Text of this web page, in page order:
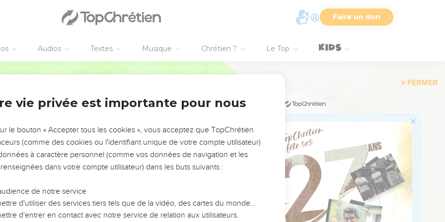
Faire un don
Audios Textes Musique Chrétien ? Le Top
de) trois journées de marche entre lui et Jacob qui faisait paître le reste du petit
les branches.
qu’il avait pelées, dans les auges, dans les abreuvoirs, où venait boire le petit
bêtes qui entraient en chaleur en venant boire.
et il plaçait les bêtes en face de ce qui était rayé et de tout ce qui était foncé
Il se fit ainsi des troupeaux à part, qu’il ne réunit pas au bétail de Laban.
bêtes vigoureuses entraient en chaleur, Jacob plaçait les branches dans les auges,
pour qu’elles entrent en chaleur près des branches.
chétives, il ne les plaçait pas ; de sorte que les chétives étaient pour Laban, et les
Laban
de plus en plus ; il eut du petit bétail en abondance, des servantes et des serviteurs,
vie privée est importante pour nous
le bouton « Accepter tous les cookies », vous acceptez que TopChrétien
(comme des cookies ou l'identifiant unique de votre compte utilisateur)
à caractère personnel (comme vos données de navigation et les
dans votre compte utilisateur) dans les buts suivants :
de notre service
d'utiliser des services tiers tels que de la vidéo, des cartes du monde…
d'entrer en contact avec notre service de relation aux utilisateurs.